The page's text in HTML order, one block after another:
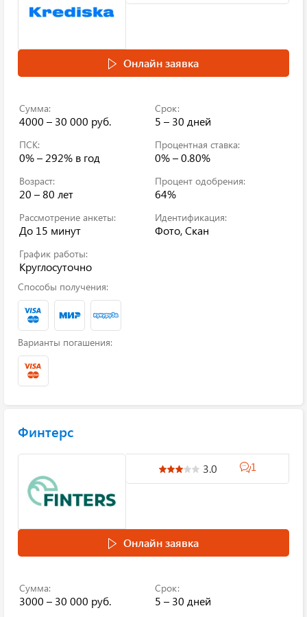
Онлайн заявка
Сумма:
4000 – 30 000 руб.
Срок:
5 – 30 дней
ПСК:
0% – 292% в год
Процентная ставка:
0% – 0.80%
Возраст:
20 – 80 лет
Процент одобрения:
64%
Рассмотрение анкеты:
До 15 минут
Идентификация:
Фото, Скан
График работы:
Круглосуточно
Способы получения:
Варианты погашения:
Финтерс
3.0 1
Онлайн заявка
Сумма:
3000 – 30 000 руб.
Срок:
5 – 30 дней